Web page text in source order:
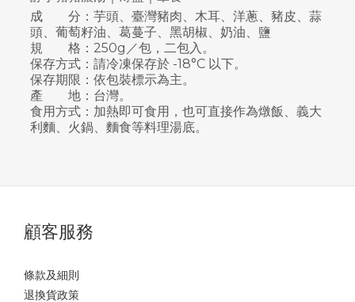
成 分：芋頭、臺灣豬肉、木耳、洋蔥、豬皮、蒜
頭、葡萄籽油、葛蔓子、黑胡椒、奶油、鹽
規 格：250g／包，二包入。
保存方式：請冷凍保存於 -18°C 以下。
保存期限：依包裝標示為主。
產 地：台灣。
食用方式：加熱即可食用，也可直接作為燉飯、義大
利麵、火鍋、麵食等料理湯底。
顧客服務
條款及細則
退換貨政策